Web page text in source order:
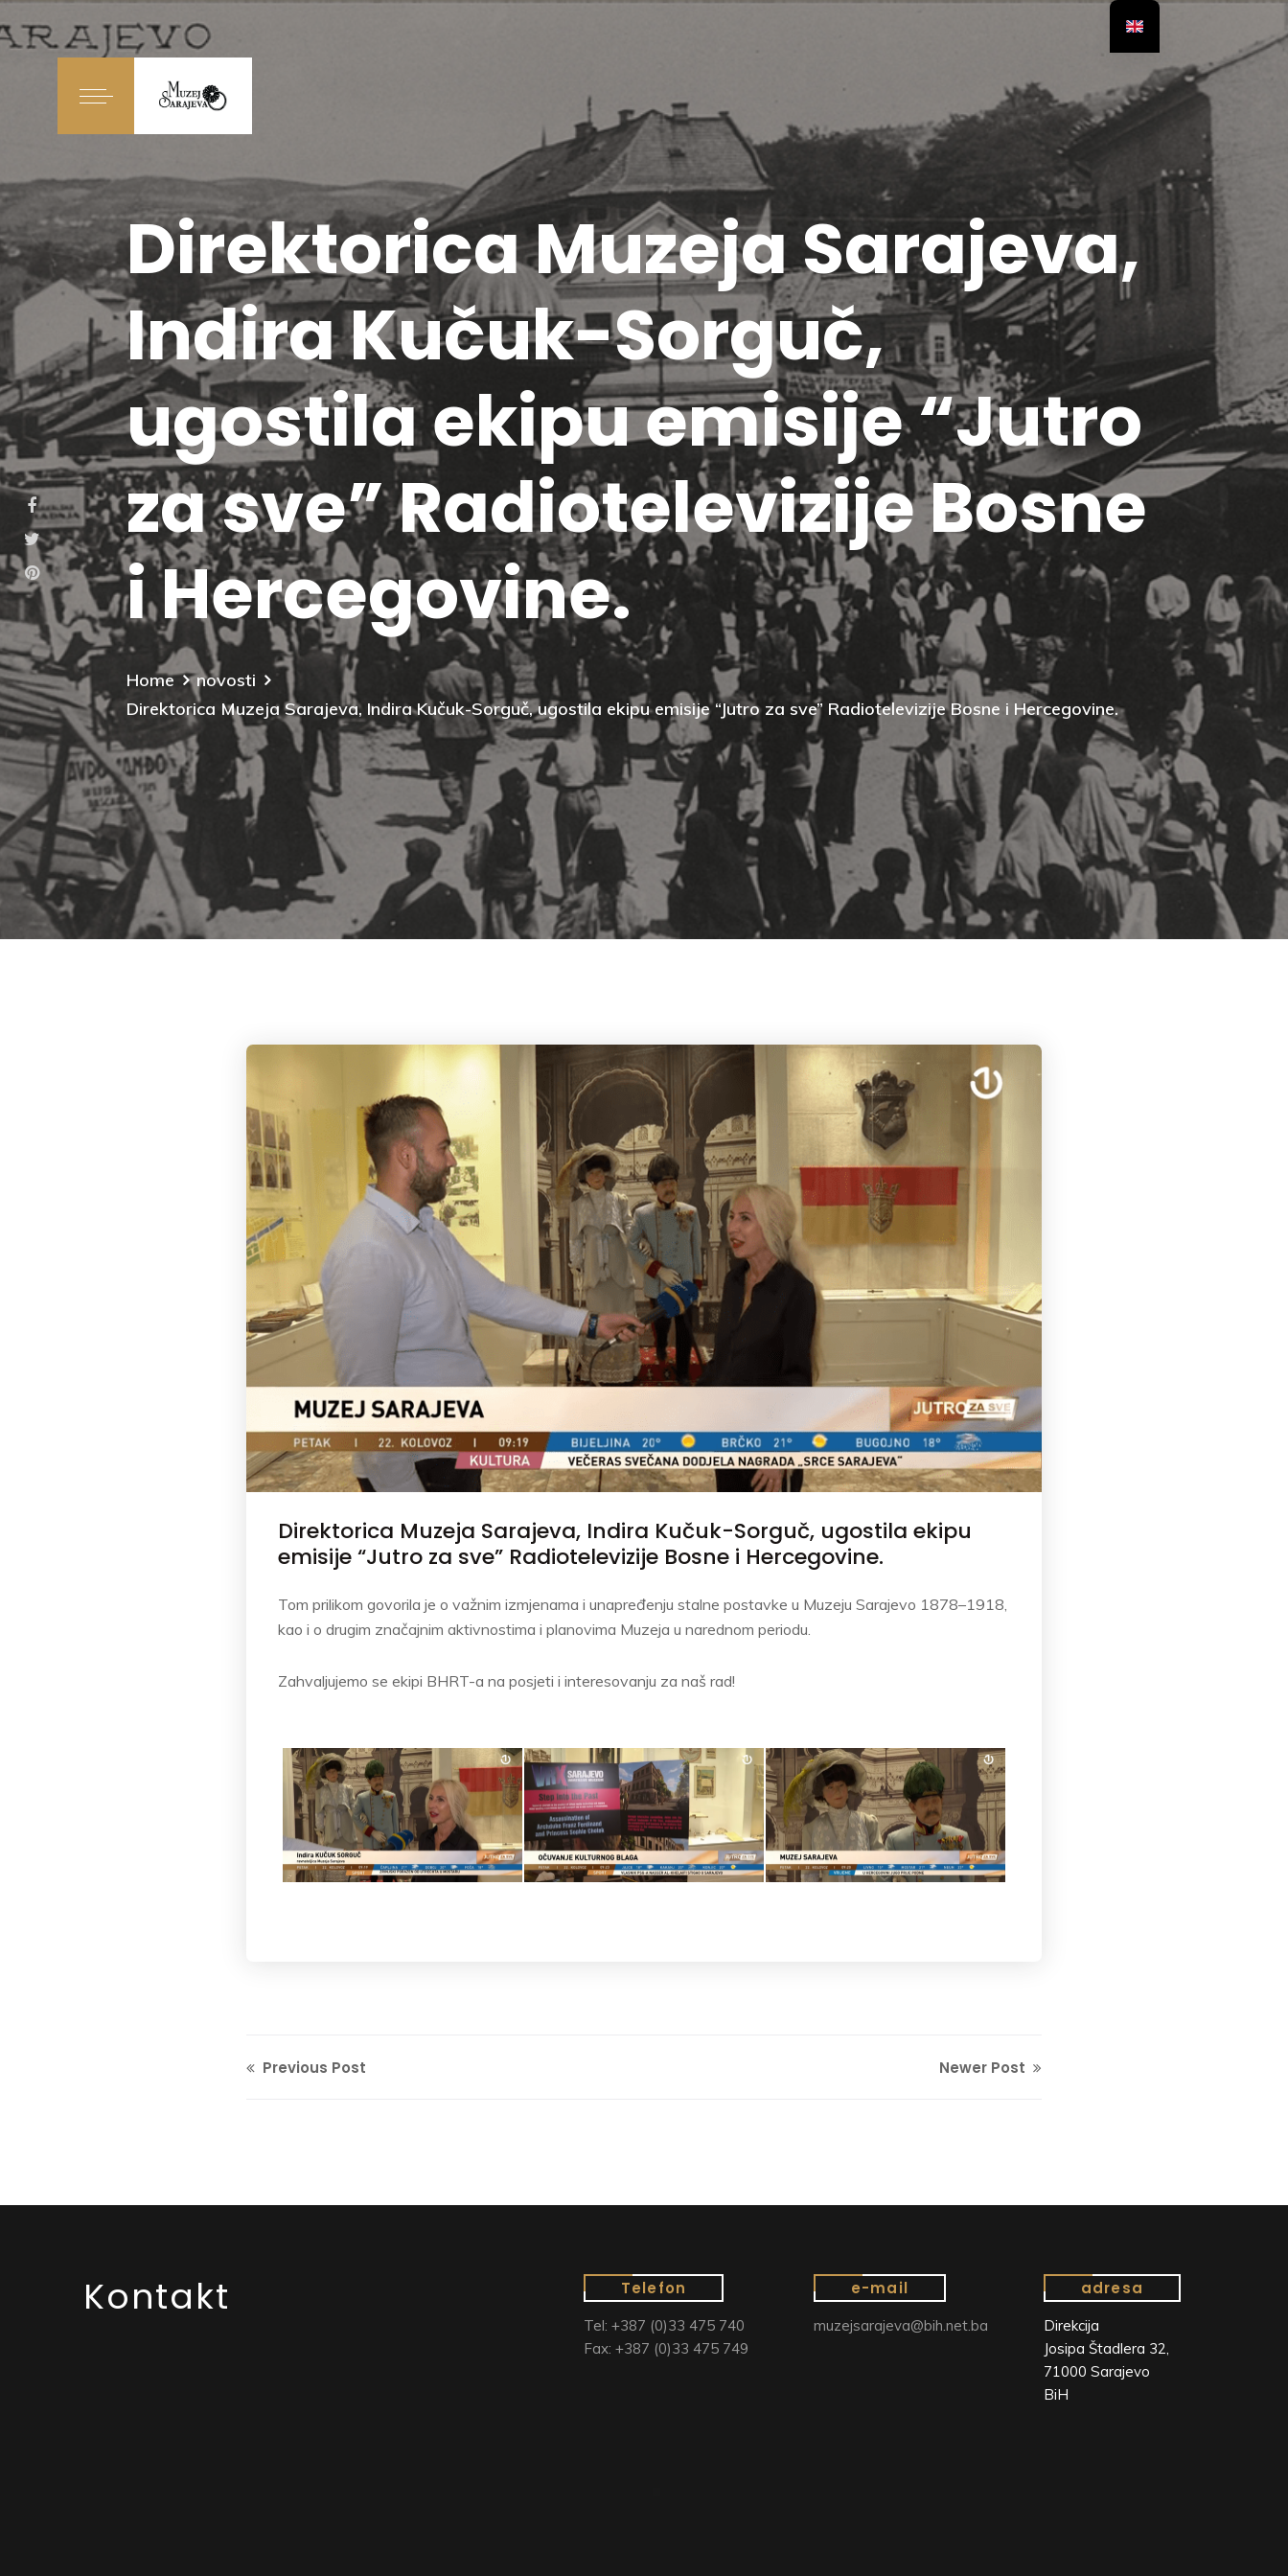
Direktorica Muzeja Sarajeva,
Indira Kučuk-Sorguč,
ugostila ekipu emisije “Jutro
za sve” Radiotelevizije Bosne
i Hercegovine.
Home
novosti
Direktorica Muzeja Sarajeva, Indira Kučuk-Sorguč, ugostila ekipu emisije “Jutro za sve” Radiotelevizije Bosne i Hercegovine.
Direktorica Muzeja Sarajeva, Indira Kučuk-Sorguč, ugostila ekipu
emisije “Jutro za sve” Radiotelevizije Bosne i Hercegovine.
Tom prilikom govorila je o važnim izmjenama i unapređenju stalne postavke u Muzeju Sarajevo 1878–1918,
kao i o drugim značajnim aktivnostima i planovima Muzeja u narednom periodu.
Zahvaljujemo se ekipi BHRT-a na posjeti i interesovanju za naš rad!
Previous Post Newer Post
Kontakt Telefon
Tel: +387 (0)33 475 740
Fax: +387 (0)33 475 749
e-mail
muzejsarajeva@bih.net.ba
adresa
Direkcija
Josipa Štadlera 32,
71000 Sarajevo
BiH